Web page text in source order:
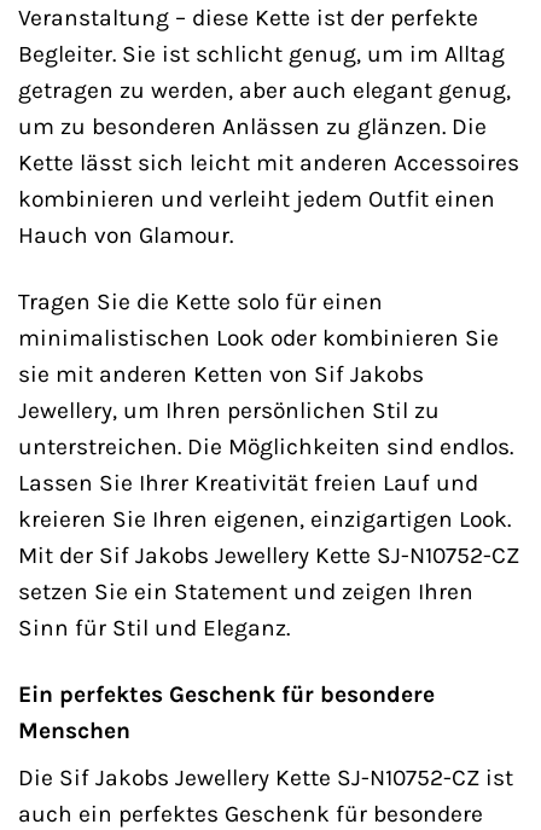
Veranstaltung – diese Kette ist der perfekte
Begleiter. Sie ist schlicht genug, um im Alltag
getragen zu werden, aber auch elegant genug,
um zu besonderen Anlässen zu glänzen. Die
Kette lässt sich leicht mit anderen Accessoires
kombinieren und verleiht jedem Outfit einen
Hauch von Glamour.
Tragen Sie die Kette solo für einen
minimalistischen Look oder kombinieren Sie
sie mit anderen Ketten von Sif Jakobs
Jewellery, um Ihren persönlichen Stil zu
unterstreichen. Die Möglichkeiten sind endlos.
Lassen Sie Ihrer Kreativität freien Lauf und
kreieren Sie Ihren eigenen, einzigartigen Look.
Mit der Sif Jakobs Jewellery Kette SJ-N10752-CZ
setzen Sie ein Statement und zeigen Ihren
Sinn für Stil und Eleganz.
Ein perfektes Geschenk für besondere
Menschen
Die Sif Jakobs Jewellery Kette SJ-N10752-CZ ist
auch ein perfektes Geschenk für besondere